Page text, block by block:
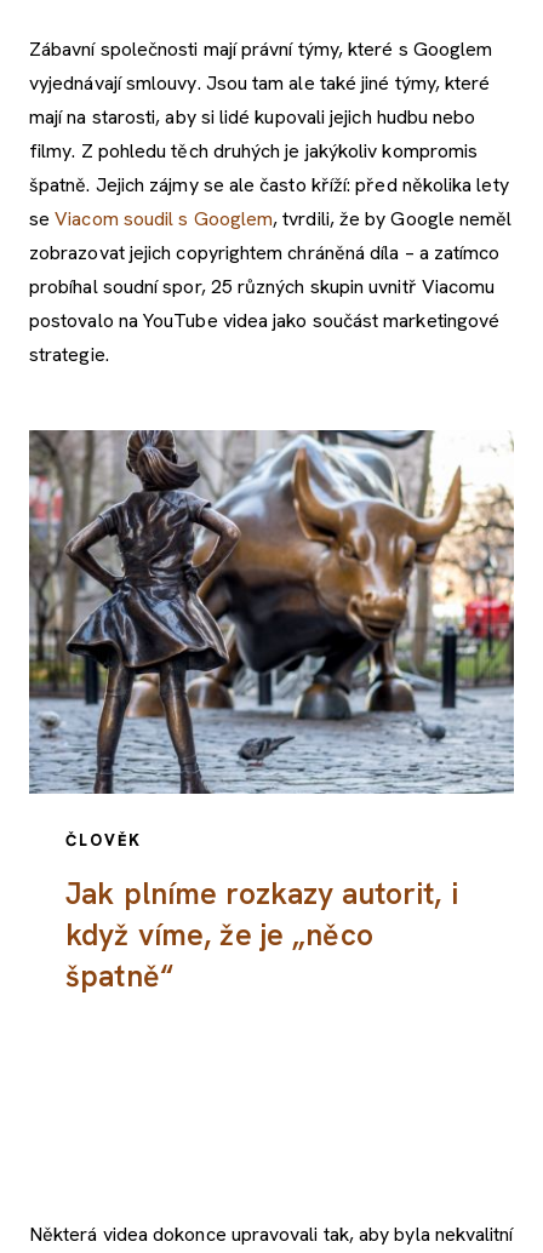
Zábavní společnosti mají právní týmy, které s Googlem
vyjednávají smlouvy. Jsou tam ale také jiné týmy, které
mají na starosti, aby si lidé kupovali jejich hudbu nebo
filmy. Z pohledu těch druhých je jakýkoliv kompromis
špatně. Jejich zájmy se ale často kříží: před několika lety
seViacom soudil s Googlem, tvrdili, že by Google neměl
zobrazovat jejich copyrightem chráněná díla – a zatímco
probíhal soudní spor, 25 různých skupin uvnitř Viacomu
postovalo na YouTube videa jako součást marketingové
strategie.
ČLOVĚK
Jak plníme rozkazy autorit, i
když víme, že je „něco
špatně“
Některá videa dokonce upravovali tak, aby byla nekvalitní